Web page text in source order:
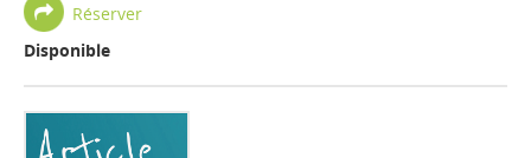
Réserver
Disponible